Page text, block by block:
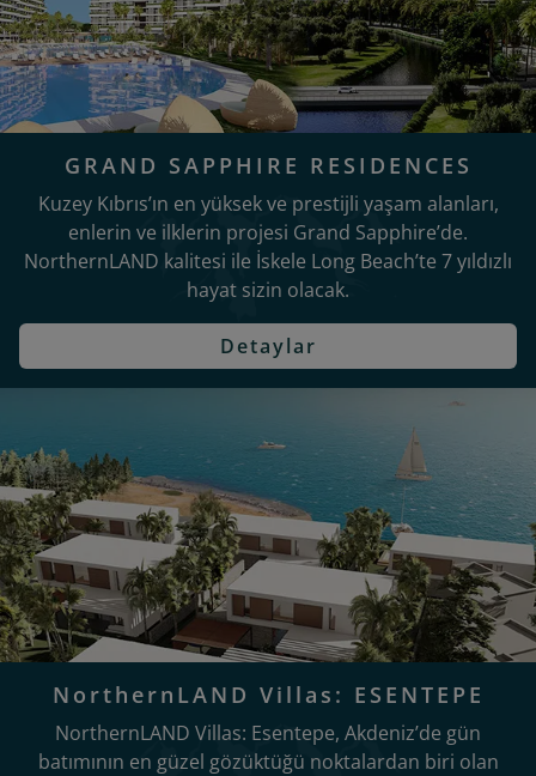
GRAND SAPPHIRE RESIDENCES
Kuzey Kıbrıs’ın en yüksek ve prestijli yaşam alanları,
enlerin ve ilklerin projesi Grand Sapphire’de.
NorthernLAND kalitesi ile İskele Long Beach’te 7 yıldızlı
hayat sizin olacak.
Detaylar
NorthernLAND Villas: ESENTEPE
NorthernLAND Villas: Esentepe, Akdeniz’de gün
batımının en güzel gözüktüğü noktalardan biri olan